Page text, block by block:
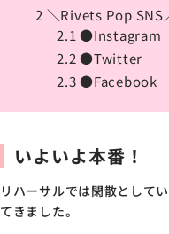
2 ＼Rivets Pop
2.1●Instagram
2.2●Twitter
2.3●Facebook
いよいよ本番！
リハーサルでは閑散として
てきました。